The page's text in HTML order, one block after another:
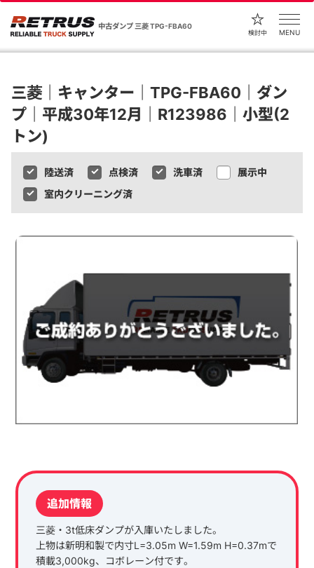
中古ダンプ 三菱 TPG-FBA60
検討中 MENU
三菱｜キャンター｜TPG-FBA60｜ダン
プ｜平成30年12月｜R123986｜小型(2
トン)
陸送済 点検済 洗車済
展示中
室内クリーニング済
追加情報
三菱・3t低床ダンプが入庫いたしました。
上物は新明和製で内寸L=3.05m W=1.59m H=0.37mで
積載3,000kg、コボレーン付です。